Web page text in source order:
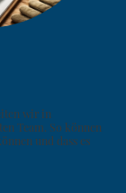
wir in
Team. So können
und dass es